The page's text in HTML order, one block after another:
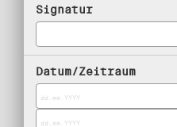
Signatur
Datum/Zeitraum